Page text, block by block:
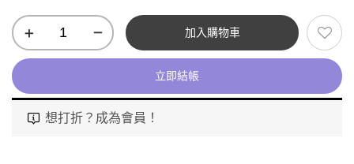
加入購物車
立即結帳
想打折？成為會員！